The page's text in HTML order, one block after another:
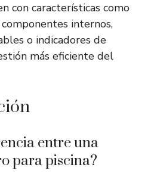
con características como
internos,
o indicadores de
más eficiente del
entre una
para piscina?